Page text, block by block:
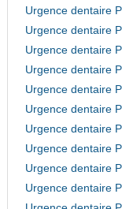
Urgence dentaire
Urgence dentaire
Urgence dentaire
Urgence dentaire
Urgence dentaire
Urgence dentaire
Urgence dentaire
Urgence dentaire
Urgence dentaire
Urgence dentaire